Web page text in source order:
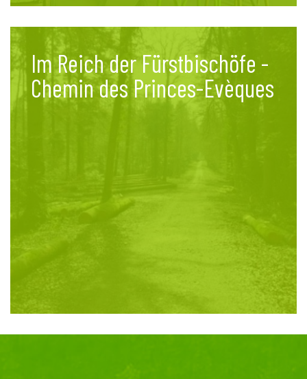
Im Reich der Fürstbischöfe -
Chemin des Princes-Evèques